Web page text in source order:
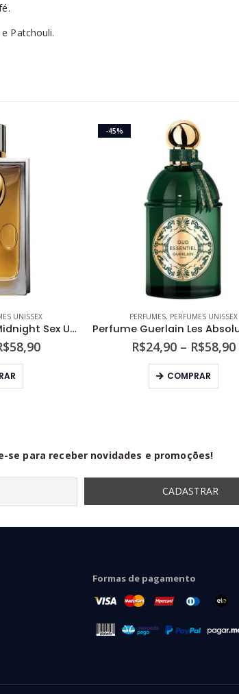
Patchouli.
UNISSEX
Perfume Rabanne Midnight Sex Unissex Eau de Parfum
58,90Faixa
Este produto tem várias variantes. As opções podem ser escolhidas na página do produto
-45%
PERFUMES, PERFUMES UNISSEX
R$24,90 – R$58,90
COMPRAR
Este produto tem várias variantes. As opções podem ser
se para receber novidades e promoções!
Formas de pagamento